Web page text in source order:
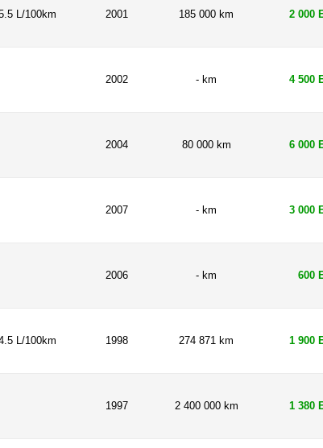
L/100km 2001 185 000 km 2 000
2002 - km 4 500
2004 80 000 km 6 000
2007 - km 3 000
2006 - km 600
L/100km 1998 274 871 km 1 900
1997 2 400 000 km 1 380